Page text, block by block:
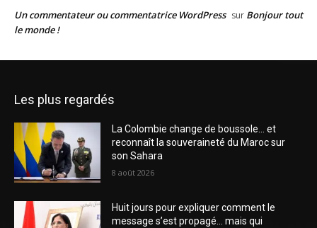
Un commentateur ou commentatrice WordPress sur Bonjour tout
le monde !
Les plus regardés
La Colombie change de boussole… et
reconnaît la souveraineté du Maroc sur
son Sahara
8 août 2026
Huit jours pour expliquer comment le
message s’est propagé… mais qui